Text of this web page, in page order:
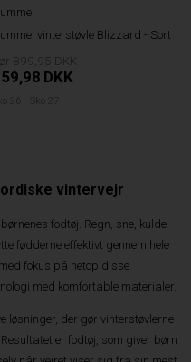
vinterstøvle Blizzard - Sort
899,95
DKK
26 Sko 27
vintervejr
fodtøj. Regn, sne, kulde
fødderne effektivt gennem hele
fokus på netop disse
med komfortable materialer.
løsninger, der gør vinterstøvlerne
er fodtøj, som giver børn